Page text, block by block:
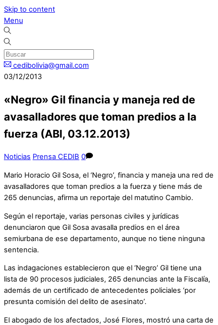
Skip to content
Menu
cedibolivia@gmail.com
03/12/2013
«Negro» Gil financia y maneja red de
avasalladores que toman predios a la
fuerza (ABI, 03.12.2013)
Noticias Prensa CEDIB 0
Mario Horacio Gil Sosa, el ‘Negro’, financia y maneja una red de
avasalladores que toman predios a la fuerza y tiene más de
265 denuncias, afirma un reportaje del matutino Cambio.
Según el reportaje, varias personas civiles y jurídicas
denunciaron que Gil Sosa avasalla predios en el área
semiurbana de ese departamento, aunque no tiene ninguna
sentencia.
Las indagaciones establecieron que el ‘Negro’ Gil tiene una
lista de 90 procesos judiciales, 265 denuncias ante la Fiscalía,
además de un certificado de antecedentes policiales ‘por
presunta comisión del delito de asesinato’.
El abogado de los afectados, José Flores, mostró una carta de